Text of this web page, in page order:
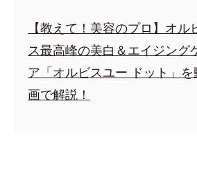
【教えて！美容のプロ】オル
ス最高峰の美白＆エイジング
ア「オルビスユー ドット」を
画で解説！